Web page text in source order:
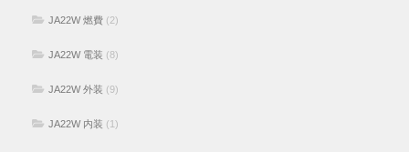
JA22W 燃費 (2)
JA22W 電装 (8)
JA22W 外装 (9)
JA22W 内装 (1)